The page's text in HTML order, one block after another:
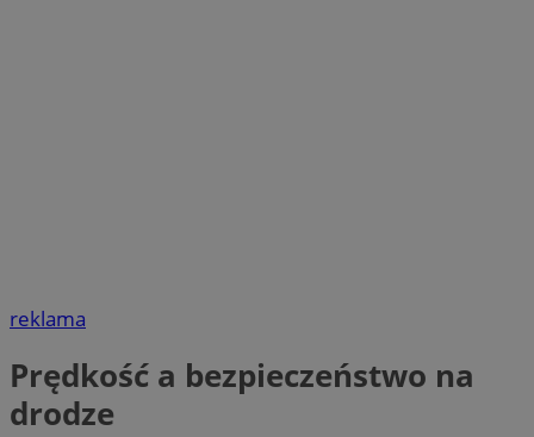
reklama
Prędkość a bezpieczeństwo na
drodze